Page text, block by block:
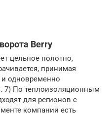
Berry
цельное полотно,
принимая
и одновременно
7) По теплоизоляционным
для регионов с
компании есть